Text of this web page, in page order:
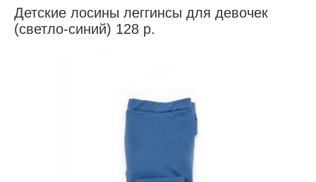
Детские лосины леггинсы для девочек
(светло-синий) 128 р.